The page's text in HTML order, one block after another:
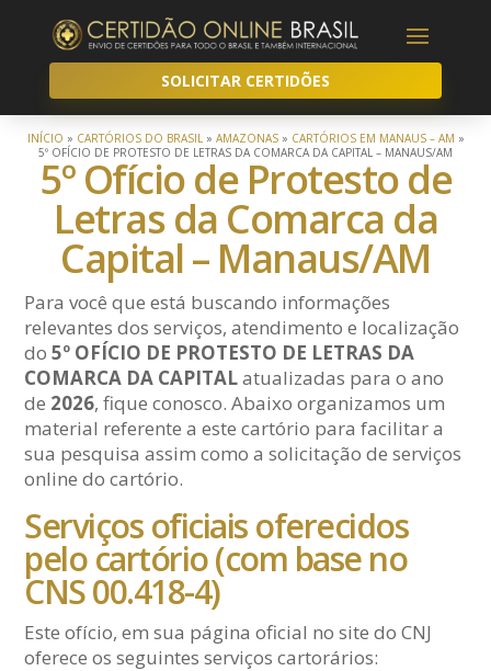
SOLICITAR CERTIDÕES
INÍCIO » CARTÓRIOS DO BRASIL» AMAZONAS» CARTÓRIOS EM MANAUS – AM »
5º OFÍCIO DE PROTESTO DE LETRAS DA COMARCA DA CAPITAL – MANAUS/AM
5º Ofício de Protesto de
Letras da Comarca da
Capital – Manaus/AM
Para você que está buscando informações
relevantes dos serviços, atendimento e localização
do5º OFÍCIO DE PROTESTO DE LETRAS DA
COMARCA DA CAPITALatualizadas para o ano
de 2026, fique conosco. Abaixo organizamos um
material referente a este cartório para facilitar a
sua pesquisa assim como a solicitação de serviços
online do cartório.
Serviços oficiais oferecidos
pelo cartório (com base no
CNS 00.418-4)
Este ofício, em sua página oficial no site do CNJ
oferece os seguintes serviços cartorários: